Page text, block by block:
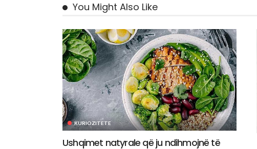
You Might Also Like
KURIOZITETE
Ushqimet natyrale që ju ndihmojnë të